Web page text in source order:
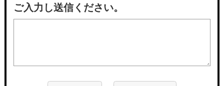
ご入力し送信ください。